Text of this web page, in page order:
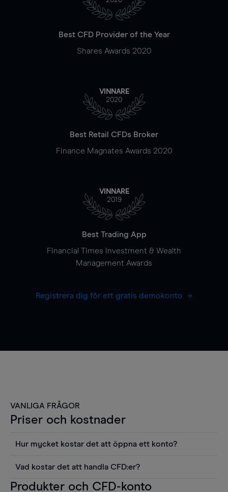
Best CFD Provider of the Year
Shares Awards 2020
VINNARE
2020
Best Retail CFDs Broker
Finance Magnates Awards 2020
VINNARE
2019
Best Trading App
Financial Times Investment & Wealth
Management Awards
Registrera dig för ett gratis demokonto
VANLIGA FRÅGOR
Priser och kostnader
Hur mycket kostar det att öppna ett konto?
använda sådana verktyg som diagram, Reuters
Vad kostar det att handla CFD:er?
Det är en rad kostnader att tänka på när man
Produkter och CFD-konto